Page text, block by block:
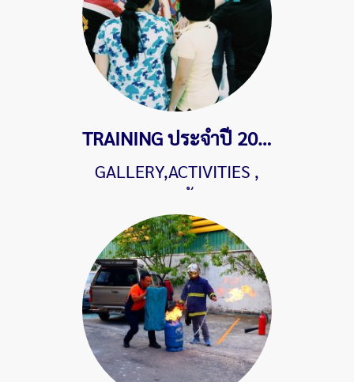
TRAINING ประจำปี 2019 หัวข้อ"หัวหน้างานยุคใหม่"
GALLERY,ACTIVITIES ,
2039 ผู้ชม